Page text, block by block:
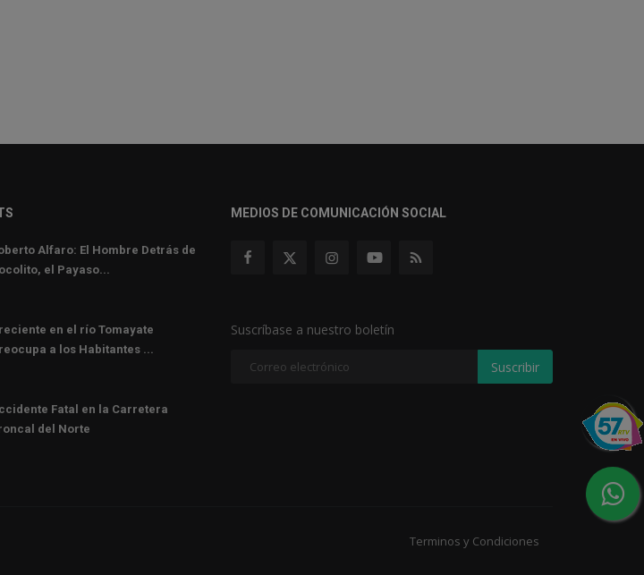
Alfaro: El Hombre Detrás de
el Payaso...
en el río Tomayate
a los Habitantes ...
Fatal en la Carretera
del Norte
MEDIOS DE COMUNICACIÓN SOCIAL
Suscríbase a nuestro boletín
Suscribir
Terminos y Condiciones